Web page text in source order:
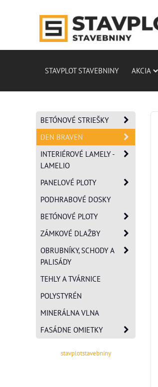
STAVPLOT STAVEBNINY AKCIA
BETÓNOVÉ STRIEŠKY
DEN BRAVEN
INTERIÉROVÉ LAMELY -
LAMELIO
PANELOVÉ PLOTY
PODHRABOVÉ DOSKY
BETÓNOVÉ PLOTY
ZÁMKOVÉ DLAŽBY
OBRUBNÍKY, SCHODY A
PALISÁDY
TEHLY A TVÁRNICE
POLYSTYRÉN
MINERÁLNA VLNA
FASÁDNE OMIETKY
stavplotstavebniny